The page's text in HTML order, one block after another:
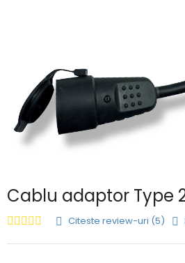
Cablu adaptor Type
Citeste review-uri (5)